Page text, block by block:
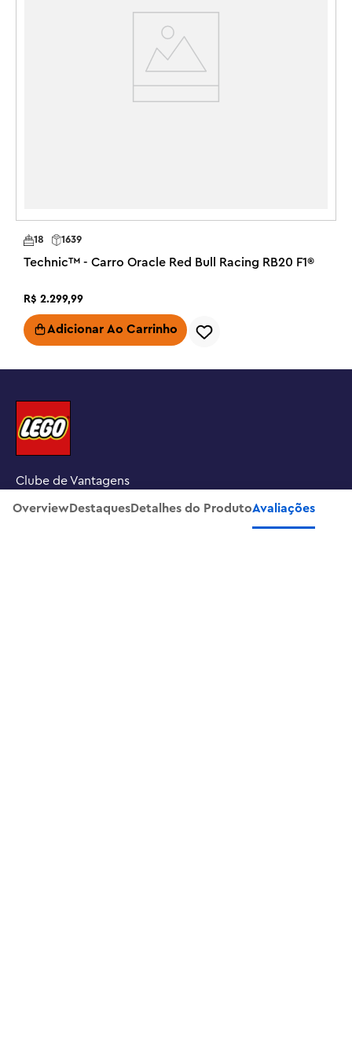
OverviewDestaquesDetalhes do ProdutoAvaliações
1639
18
Technic™ - Carro Oracle Red Bull Racing RB20 F1®
R$ 2.299,99
Adicionar Ao Carrinho
Clube de Vantagens
Procure uma loja LEGO